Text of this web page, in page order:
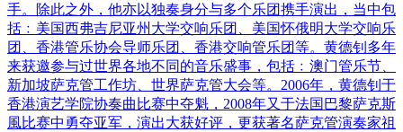
手。除此之外，他亦以独奏身分与多个乐团携手演出，当中包
括﹕美国西弗吉尼亚州大学交响乐团、美国怀俄明大学交响乐
团、香港管乐协会导师乐团、香港交响管乐团等。黄德钊多年
来获邀参与过世界各地不同的音乐盛事，包括﹕澳门管乐节、
新加坡萨克管工作坊、世界萨克管大会等。2006年，黄德钊于
香港演艺学院协奏曲比赛中夺魁，2008年又于法国巴黎萨克斯
風比赛中勇夺亚军，演出大获好评，更获著名萨克管演奏家祖